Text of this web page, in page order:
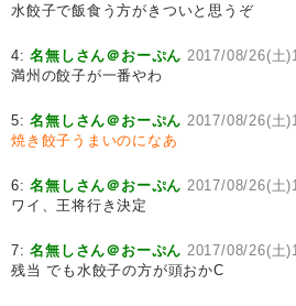
水餃子で飯食う方がきついと思うぞ
4:名無しさん＠おーぷん 2017/08/26(土
満州の餃子が一番やわ
5:名無しさん＠おーぷん 2017/08/26(土
焼き餃子うまいのになあ
6:名無しさん＠おーぷん 2017/08/26(土
ワイ、王将行き決定
7:名無しさん＠おーぷん 2017/08/26(土
残当 でも水餃子の方が頭おかC